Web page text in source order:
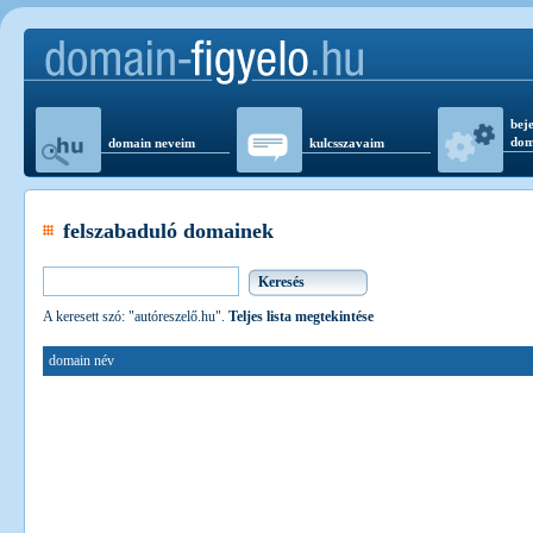
domain neveim kulcsszavaim
felszabaduló domainek
A keresett szó: "autóreszelő.hu". Teljes lista megtekintése
domain név